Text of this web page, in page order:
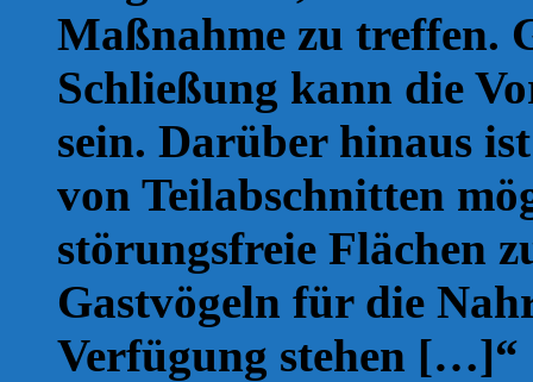
Maßnahme zu treffen.
Schließung kann die
sein. Darüber hinaus
von Teilabschnitten
störungsfreie Flächen
Gastvögeln für die
Verfügung stehen […]“